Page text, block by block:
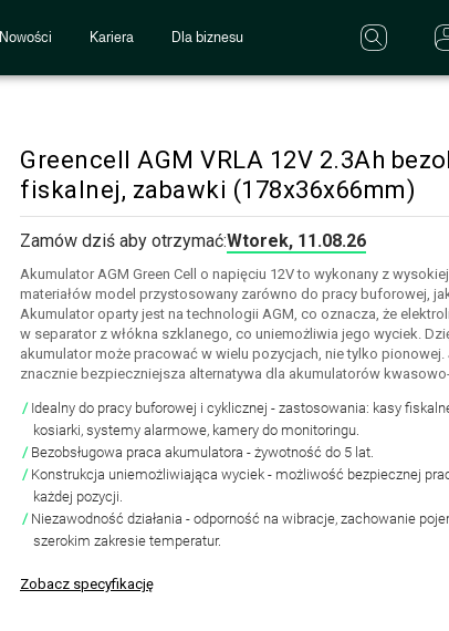
Nowości Kariera Dla biznesu
Greencell AGM VRLA 12V 2.3Ah
fiskalnej, zabawki (178x36x66mm)
Zamów dziś aby otrzymać:Wtorek, 11.08.26
Akumulator AGM Green Cell o napięciu 12V to wykonany z
materiałów model przystosowany zarówno do pracy buforowej,
Akumulator oparty jest na technologii AGM, co oznacza, że
w separator z włókna szklanego, co uniemożliwia jego wyciek.
akumulator może pracować w wielu pozycjach, nie tylko pionowej.
znacznie bezpieczniejsza alternatywa dla akumulatorów
Idealny do pracy buforowej i cyklicznej - zastosowania: kasy
kosiarki, systemy alarmowe, kamery do monitoringu.
Bezobsługowa praca akumulatora - żywotność do 5 lat.
Konstrukcja uniemożliwiająca wyciek - możliwość bezpiecznej
każdej pozycji.
Niezawodność działania - odporność na wibracje, zachowanie
szerokim zakresie temperatur.
Zobacz specyfikację